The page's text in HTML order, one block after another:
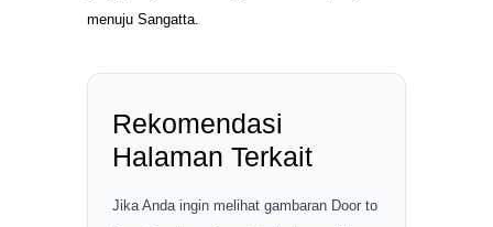
menuju Sangatta.
Rekomendasi
Halaman Terkait
Jika Anda ingin melihat gambaran Door to